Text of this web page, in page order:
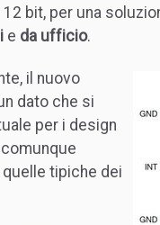
bit, per una
e da ufficio.
il nuovo
dato che si
per i design
tipiche dei